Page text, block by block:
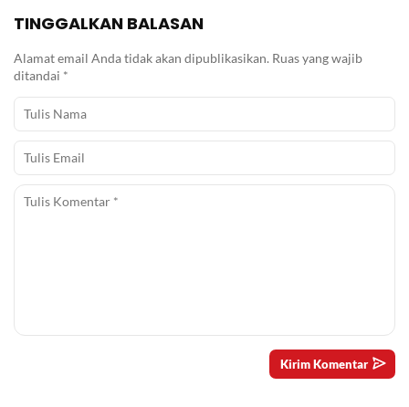
TINGGALKAN BALASAN
Alamat email Anda tidak akan dipublikasikan. Ruas yang wajib
ditandai *